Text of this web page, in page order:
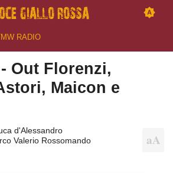
RADIO
Out Florenzi,
Maicon e
d'Alessandro
Valerio Rossomando